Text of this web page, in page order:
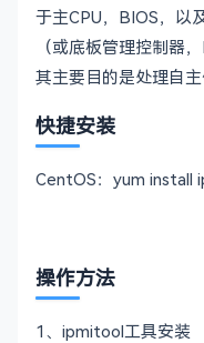
于主CPU，BIOS，以
（或底板管理控制器
其主要目的是处理自
快捷安装
CentOS：yum install
操作方法
1、ipmitool工具安装